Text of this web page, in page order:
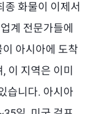
종 화물이 이제서
계 전문가들에
아시아에 도착
이 지역은 이미
습니다. 아시아